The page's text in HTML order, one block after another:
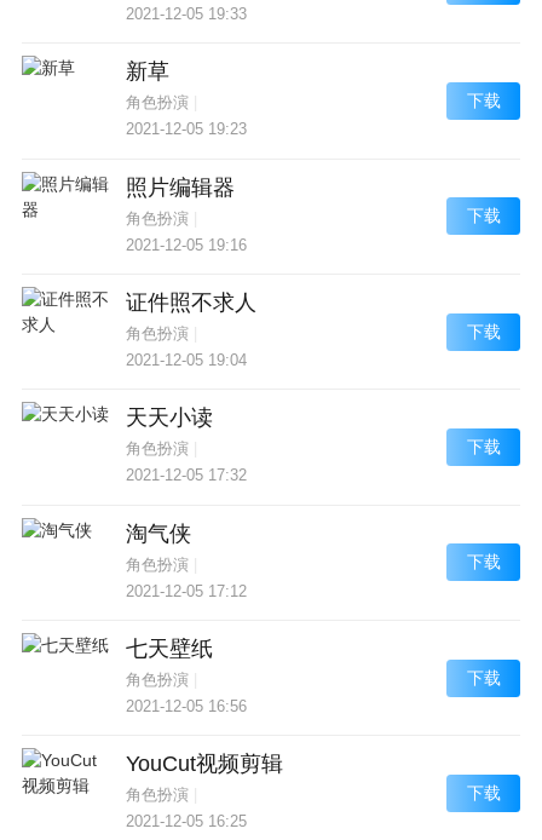
2021-12-05 19:33
新草
角色扮演|
2021-12-05 19:23
下载
照片编辑器
角色扮演|
2021-12-05 19:16
下载
证件照不求人
角色扮演|
2021-12-05 19:04
下载
天天小读
角色扮演|
2021-12-05 17:32
下载
淘气侠
角色扮演|
2021-12-05 17:12
下载
七天壁纸
角色扮演|
2021-12-05 16:56
下载
YouCut视频剪辑
角色扮演|
2021-12-05 16:25
下载